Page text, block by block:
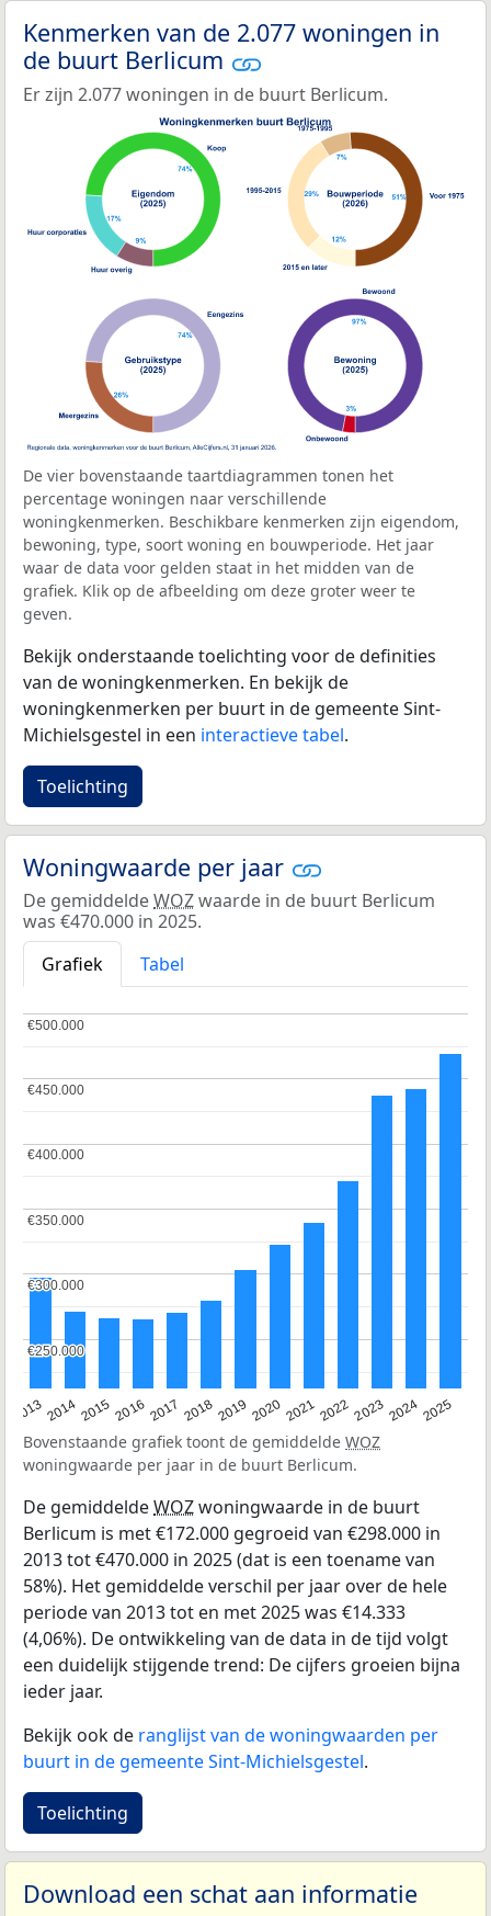
Kenmerken van de 2.077 woningen in
de buurt Berlicum
Er zijn 2.077 woningen in de buurt Berlicum.
De vier bovenstaande taartdiagrammen tonen het
percentage woningen naar verschillende
woningkenmerken. Beschikbare kenmerken zijn eigendom,
bewoning, type, soort woning en bouwperiode. Het jaar
waar de data voor gelden staat in het midden van de
grafiek. Klik op de afbeelding om deze groter weer te
geven.
Bekijk onderstaande toelichting voor de definities
van de woningkenmerken. En bekijk de
woningkenmerken per buurt in de gemeente Sint-
Michielsgestel in een interactieve tabel.
Toelichting
Woningwaarde per jaar
De gemiddeldeWOZwaarde in de buurt Berlicum
was €470.000 in 2025.
Grafiek
Tabel
20132014201520162017 20182019 202020212022202320242025
€250.000
€250.000
€300.000
€300.000
€350.000
€350.000
€400.000
€400.000
€450.000
€450.000
€500.000
€500.000
Bovenstaande grafiek toont de gemiddelde WOZ
woningwaarde per jaar in de buurt Berlicum.
De gemiddeldeWOZwoningwaarde in de buurt
Berlicum is met €172.000 gegroeid van €298.000 in
2013 tot €470.000 in 2025 (dat is een toename van
58%). Het gemiddelde verschil per jaar over de hele
periode van 2013 tot en met 2025 was €14.333
(4,06%). De ontwikkeling van de data in de tijd volgt
een duidelijk stijgende trend: De cijfers groeien bijna
ieder jaar.
Bekijk ook de ranglijst van de woningwaarden per
buurt in de gemeente Sint-Michielsgestel.
Toelichting
Download een schat aan informatie